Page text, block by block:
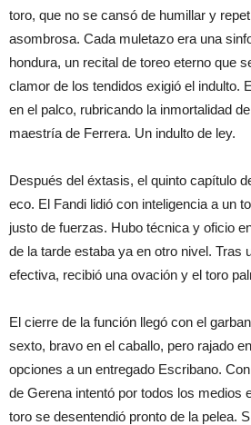
toro, que no se cansó de humillar y
asombrosa. Cada muletazo era una
hondura, un recital de toreo eterno que
clamor de los tendidos exigió el indulto.
en el palco, rubricando la inmortalidad
maestría de Ferrera. Un indulto de ley.
Después del éxtasis, el quinto capítulo
eco. El Fandi lidió con inteligencia a un
justo de fuerzas. Hubo técnica y oficio
de la tarde estaba ya en otro nivel. Tras
efectiva, recibió una ovación y el toro
El cierre de la función llegó con el
sexto, bravo en el caballo, pero rajado
opciones a un entregado Escribano.
de Gerena intentó por todos los medios
toro se desentendió pronto de la pelea.